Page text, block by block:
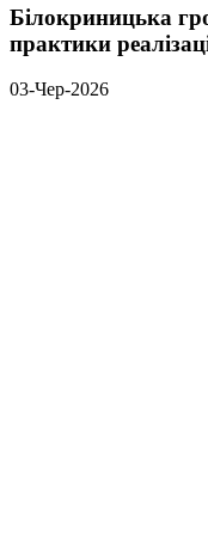
Білокриницька
практики
03-Чер-2026